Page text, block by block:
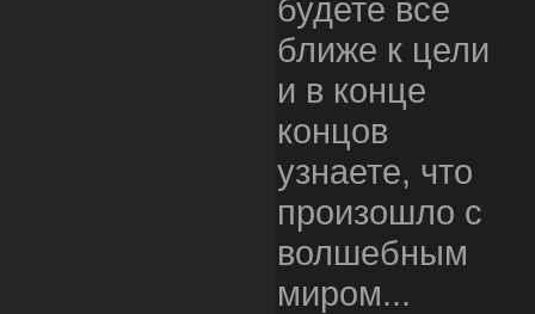
будете все
ближе к цели
и в конце
концов
узнаете, что
произошло с
волшебным
миром...